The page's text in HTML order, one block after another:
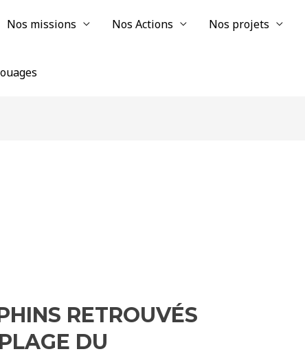
Nos missions Nos Actions Nos projets
RETROUVÉS
DU